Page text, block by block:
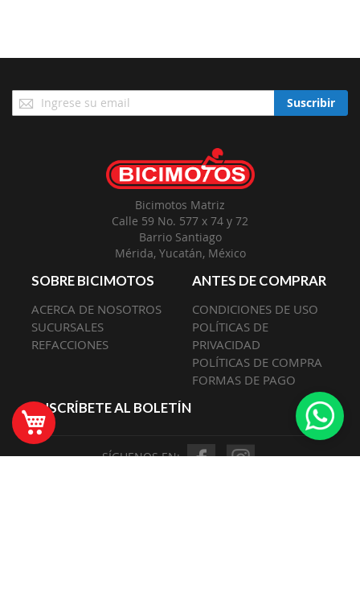
Mi Carrito
Suscríbase
a
Suscribir
Bicimotos Matriz
Calle 59 No. 577 x 74 y 72
Barrio Santiago
Mérida, Yucatán, México
SOBRE BICIMOTOS
ACERCA DE NOSOTROS
SUCURSALES
REFACCIONES
ANTES DE COMPRAR
CONDICIONES DE USO
POLÍTICAS DE
PRIVACIDAD
POLÍTICAS DE COMPRA
FORMAS DE PAGO
SUSCRÍBETE AL BOLETÍN
SÍGUENOS EN: